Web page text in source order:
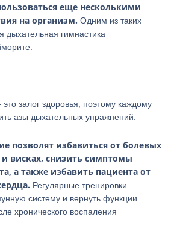
еще несколькими
на организм. Одним из таких
дыхательная гимнастика
залог здоровья, поэтому каждому
азы дыхательных упражнений.
позволят избавиться от болевых
висках, снизить симптомы
а также избавить пациента от
Регулярные тренировки
систему и вернуть функции
хронического воспаления